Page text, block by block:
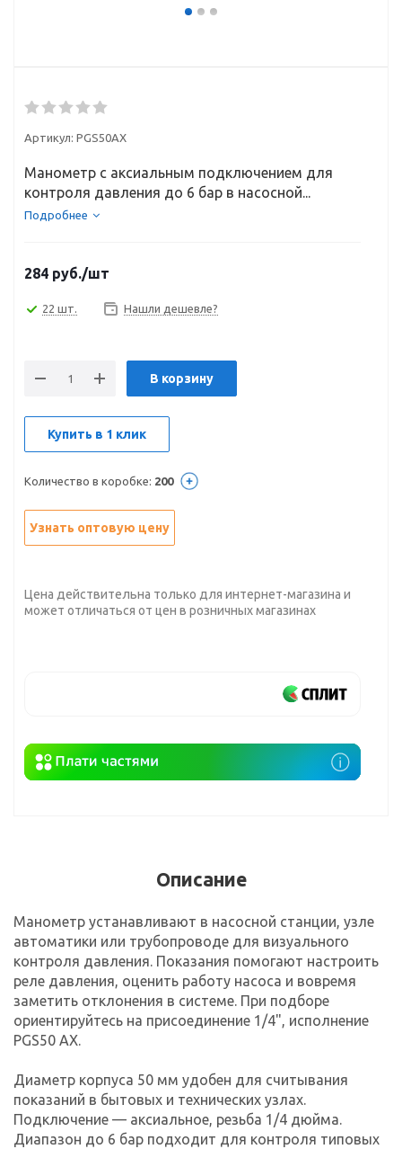
Артикул: PGS50AX
Манометр с аксиальным подключением для
контроля давления до 6 бар в насосной...
Подробнее
284 руб./шт
22 шт. Нашли дешевле?
В корзину
Купить в 1 клик
Количество в коробке: 200
Узнать оптовую цену
Цена действительна только для интернет-магазина и
может отличаться от цен в розничных магазинах
Описание
Манометр устанавливают в насосной станции, узле
автоматики или трубопроводе для визуального
контроля давления. Показания помогают настроить
реле давления, оценить работу насоса и вовремя
заметить отклонения в системе. При подборе
ориентируйтесь на присоединение 1/4", исполнение
PGS50 AX.
Диаметр корпуса 50 мм удобен для считывания
показаний в бытовых и технических узлах.
Подключение — аксиальное, резьба 1/4 дюйма.
Диапазон до 6 бар подходит для контроля типовых